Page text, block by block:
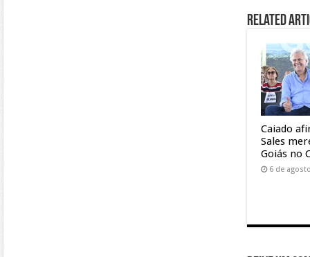
Related
Caiado
Sales
Goiás no
6 de